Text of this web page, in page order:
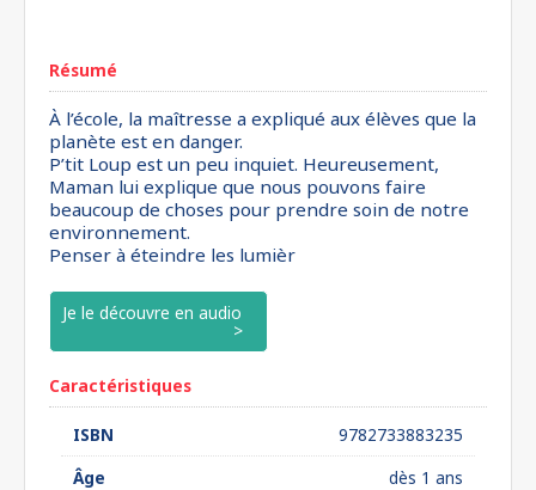
Résumé
À l’école, la maîtresse a expliqué aux élèves que la
planète est en danger.
P’tit Loup est un peu inquiet. Heureusement,
Maman lui explique que nous pouvons faire
beaucoup de choses pour prendre soin de notre
environnement.
Penser à éteindre les lumièr
Je le découvre en audio
Caractéristiques
ISBN
9782733883235
Âge
dès 1 ans